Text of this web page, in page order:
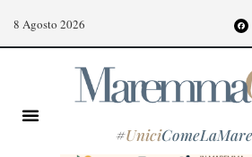
8 Agosto 2026
#Unici